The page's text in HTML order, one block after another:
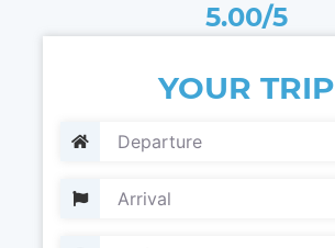
5.00/5
YOUR TRIP